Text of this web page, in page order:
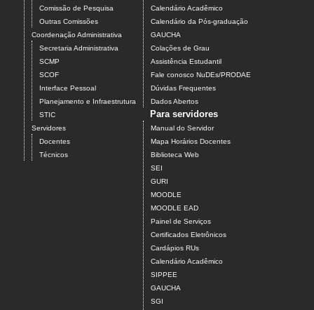
Comissão de Pesquisa
Outras Comissões
Coordenação Administrativa
Secretaria Administrativa
SCMP
SCOF
Interface Pessoal
Planejamento e Infraestrutura
STIC
Servidores
Docentes
Técnicos
Calendário Acadêmico
Calendário da Pós-graduação
GAUCHA
Colações de Grau
Assistência Estudantil
Fale conosco NuDEs/PRODAE
Dúvidas Frequentes
Dados Abertos
Para servidores
Manual do Servidor
Mapa Horários Docentes
Biblioteca Web
SEI
GURI
MOODLE
MOODLE EAD
Painel de Serviços
Certificados Eletrônicos
Cardápios RUs
Calendário Acadêmico
SIPPEE
GAUCHA
SGI